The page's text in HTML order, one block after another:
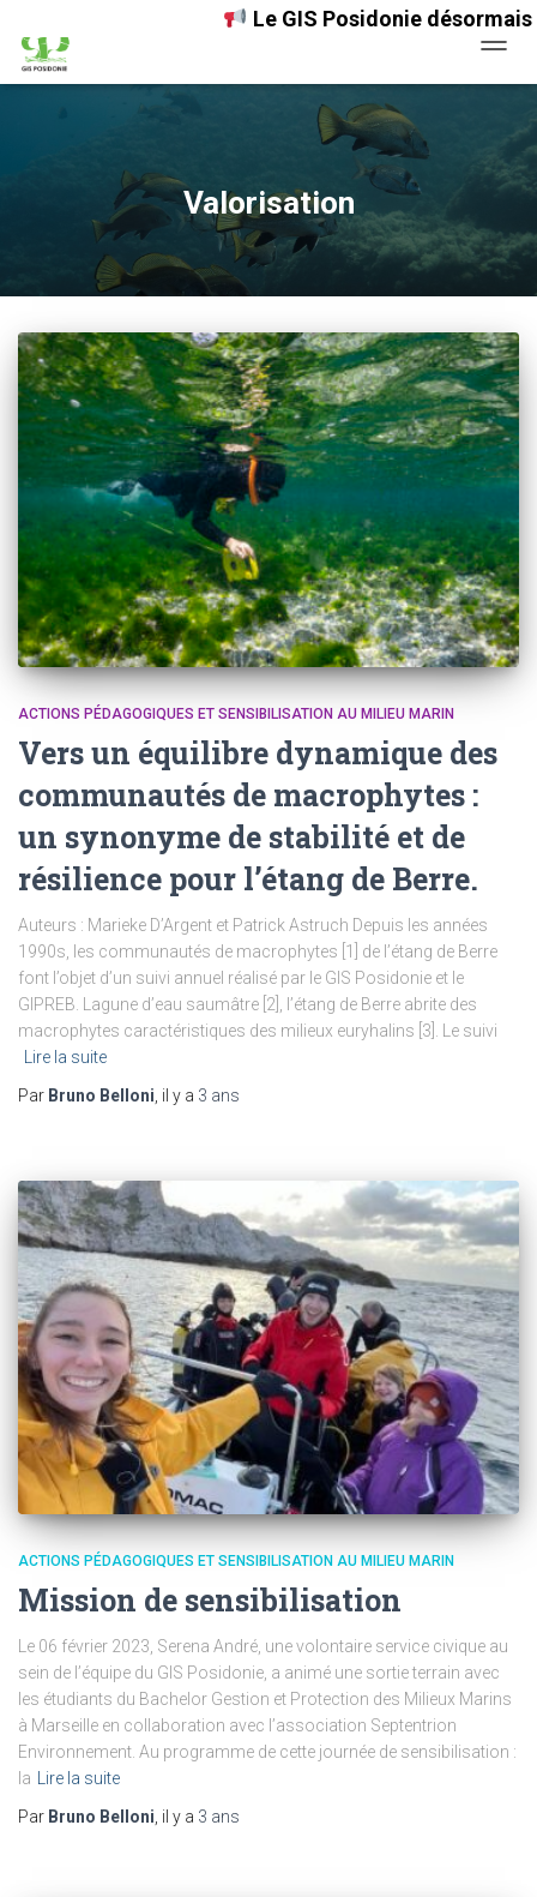
Le GIS Posidonie désormais agréé
Valorisation
ACTIONS PÉDAGOGIQUES ET SENSIBILISATION AU MILIEU MARIN
Vers un équilibre dynamique des
communautés de macrophytes :
un synonyme de stabilité et de
résilience pour l’étang de Berre.
Auteurs : Marieke D’Argent et Patrick Astruch Depuis les années
1990s, les communautés de macrophytes [1] de l’étang de Berre
font l’objet d’un suivi annuel réalisé par le GIS Posidonie et le
GIPREB. Lagune d’eau saumâtre [2], l’étang de Berre abrite des
macrophytes caractéristiques des milieux euryhalins [3]. Le suivi
Lire la suite
Par Bruno Belloni , il y a 3 ans
ACTIONS PÉDAGOGIQUES ET SENSIBILISATION AU MILIEU MARIN
Mission de sensibilisation
Le 06 février 2023, Serena André, une volontaire service civique au
sein de l’équipe du GIS Posidonie, a animé une sortie terrain avec
les étudiants du Bachelor Gestion et Protection des Milieux Marins
à Marseille en collaboration avec l’association Septentrion
Environnement. Au programme de cette journée de sensibilisation :
la Lire la suite
Par Bruno Belloni, il y a 3 ans